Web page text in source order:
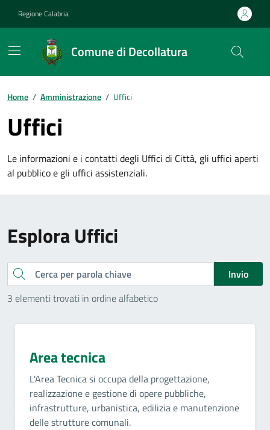
Regione Calabria
Comune di Decollatura
Home / Amministrazione / Uffici
Uffici
Le informazioni e i contatti degli Uffici di Città, gli uffici aperti
al pubblico e gli uffici assistenziali.
Esplora Uffici
Cerca
Invio
3 elementi trovati in ordine alfabetico
Area tecnica
L'Area Tecnica si occupa della progettazione,
realizzazione e gestione di opere pubbliche,
infrastrutture, urbanistica, edilizia e manutenzione
delle strutture comunali.